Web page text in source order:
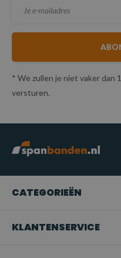
* We zullen je niet vaker dan
versturen.
CATEGORIEËN
KLANTENSERVICE